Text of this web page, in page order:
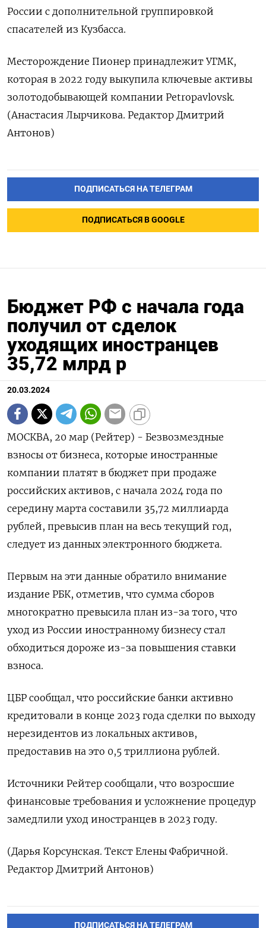
России с дополнительной группировкой
спасателей из Кузбасса.
Месторождение Пионер принадлежит УГМК,
которая в 2022 году выкупила ключевые активы
золотодобывающей компании Petropavlovsk.
(Анастасия Лырчикова. Редактор Дмитрий
Антонов)
ПОДПИСАТЬСЯ НА ТЕЛЕГРАМ
ПОДПИСАТЬСЯ В GOOGLE
Бюджет РФ с начала года
получил от сделок
уходящих иностранцев
35,72 млрд р
20.03.2024
МОСКВА, 20 мар (Рейтер) - Безвозмездные
взносы от бизнеса, которые иностранные
компании платят в бюджет при продаже
российских активов, с начала 2024 года по
середину марта составили 35,72 миллиарда
рублей, превысив план на весь текущий год,
следует из данных электронного бюджета.
Первым на эти данные обратило внимание
издание РБК, отметив, что сумма сборов
многократно превысила план из-за того, что
уход из России иностранному бизнесу стал
обходиться дороже из-за повышения ставки
взноса.
ЦБР сообщал, что российские банки активно
кредитовали в конце 2023 года сделки по выходу
нерезидентов из локальных активов,
предоставив на это 0,5 триллиона рублей.
Источники Рейтер сообщали, что возросшие
финансовые требования и усложнение процедур
замедлили уход иностранцев в 2023 году.
(Дарья Корсунская. Текст Елены Фабричной.
Редактор Дмитрий Антонов)
ПОДПИСАТЬСЯ НА ТЕЛЕГРАМ